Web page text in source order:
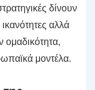
δίνουν
αλλά
ομαδικότητα,
μοντέλα.